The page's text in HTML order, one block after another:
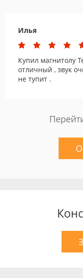
Илья
Купил магнитолу
отличный , звук
не тупит .